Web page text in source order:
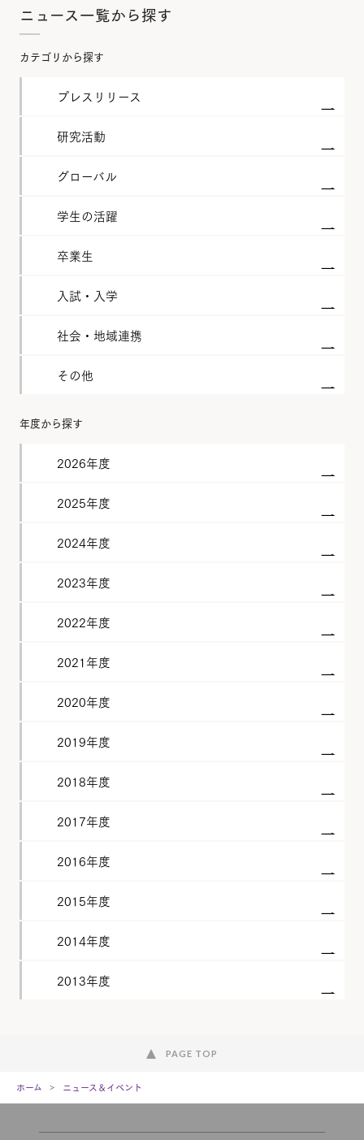
ニュース一覧から探す
カテゴリから探す
プレスリリース
研究活動
グローバル
学生の活躍
卒業生
入試・入学
社会・地域連携
その他
年度から探す
2026年度
2025年度
2024年度
2023年度
2022年度
2021年度
2020年度
2019年度
2018年度
2017年度
2016年度
2015年度
2014年度
2013年度
PAGE TOP
ホーム ニュース＆イベント